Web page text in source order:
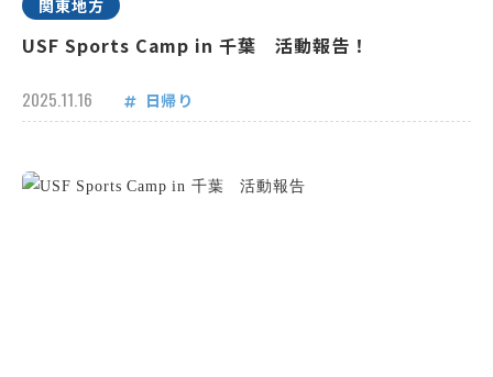
関東地方
USF Sports Camp in 千葉 活動報告！
2025.11.16 日帰り